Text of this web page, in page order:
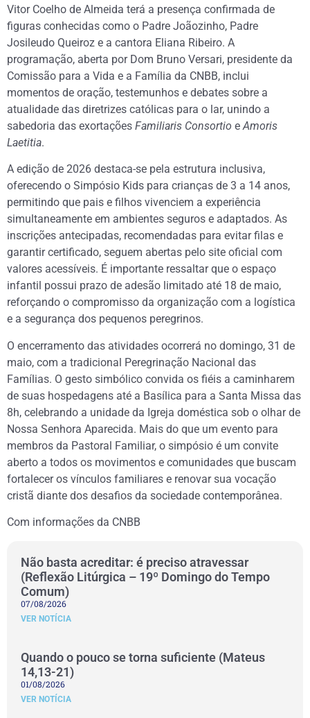
Vitor Coelho de Almeida terá a presença confirmada de
figuras conhecidas como o Padre Joãozinho, Padre
Josileudo Queiroz e a cantora Eliana Ribeiro. A
programação, aberta por Dom Bruno Versari, presidente da
Comissão para a Vida e a Família da CNBB, inclui
momentos de oração, testemunhos e debates sobre a
atualidade das diretrizes católicas para o lar, unindo a
sabedoria das exortações Familiaris Consortio eAmoris
Laetitia.
A edição de 2026 destaca-se pela estrutura inclusiva,
oferecendo o Simpósio Kids para crianças de 3 a 14 anos,
permitindo que pais e filhos vivenciem a experiência
simultaneamente em ambientes seguros e adaptados. As
inscrições antecipadas, recomendadas para evitar filas e
garantir certificado, seguem abertas pelo site oficial com
valores acessíveis. É importante ressaltar que o espaço
infantil possui prazo de adesão limitado até 18 de maio,
reforçando o compromisso da organização com a logística
e a segurança dos pequenos peregrinos.
O encerramento das atividades ocorrerá no domingo, 31 de
maio, com a tradicional Peregrinação Nacional das
Famílias. O gesto simbólico convida os fiéis a caminharem
de suas hospedagens até a Basílica para a Santa Missa das
8h, celebrando a unidade da Igreja doméstica sob o olhar de
Nossa Senhora Aparecida. Mais do que um evento para
membros da Pastoral Familiar, o simpósio é um convite
aberto a todos os movimentos e comunidades que buscam
fortalecer os vínculos familiares e renovar sua vocação
cristã diante dos desafios da sociedade contemporânea.
Com informações da CNBB
Não basta acreditar: é preciso atravessar
(Reflexão Litúrgica – 19º Domingo do Tempo
Comum)
07/08/2026
VER NOTÍCIA
Quando o pouco se torna suficiente (Mateus
14,13-21)
01/08/2026
VER NOTÍCIA